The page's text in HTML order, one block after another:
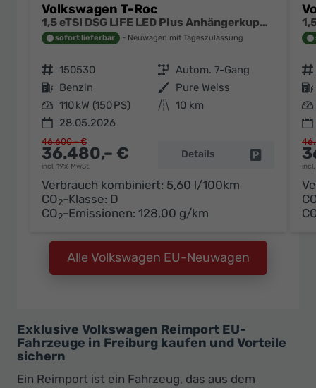
Volkswagen T-Roc
1,5 eTSI DSG LIFE LED Plus Anhängerkupplung Navigation Digital Pro Sitzheizung beheiztes Lenkrad 17 Zoll Alu 5J Garantie
sofort lieferbar Neuwagen mit Tageszulassung
Fahrzeugnr. 150530 Getriebe Autom. 7-Gang
Kraftstoff Benzin Außenfarbe Pure Weiss
Leistung 110 kW (150 PS) Kilometerstand 10 km
28.05.2026
36.480,– €
incl. 19% MwSt.
46.600,– €
Details Fahrzeug
Verbrauch kombiniert: 5,60 l/100km
CO2-Klasse: D
CO2-Emissionen: 128,00 g/km
Fahrzeugnr.
Kraftstoff
Leistung
Alle Volkswagen EU-Neuwagen
Exklusive Volkswagen Reimport EU-
Fahrzeuge in Freiburg kaufen und Vorteile
sichern
Ein Reimport ist ein Fahrzeug, das aus dem